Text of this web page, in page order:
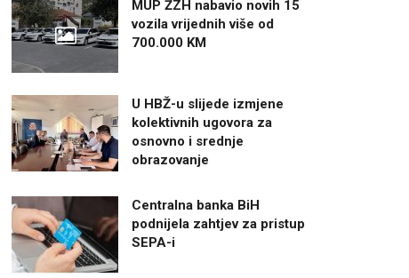
MUP ŽZH nabavio novih 15
vozila vrijednih više od
700.000 KM
U HBŽ-u slijede izmjene
kolektivnih ugovora za
osnovno i srednje
obrazovanje
Centralna banka BiH
podnijela zahtjev za pristup
SEPA-i